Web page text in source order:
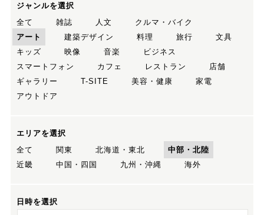
ジャンルを選択
全て
雑誌 人文
クルマ・バイク
アート
建築デザイン 料理 旅行
文具
キッズ
映像 音楽
ビジネス
スマートフォン
カフェ レストラン
店舗
ギャラリー
T-SITE 美容・健康
家電
アウトドア
エリアを選択
全て
関東 北海道・東北
中部・北陸
近畿
中国・四国 九州・沖縄 海外
日時を選択